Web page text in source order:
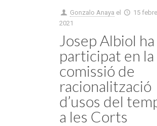
Gonzalo Anaya el
15
2021
Josep Albiol ha
participat en la
comissió de
racionalització
d’usos del
a les Corts